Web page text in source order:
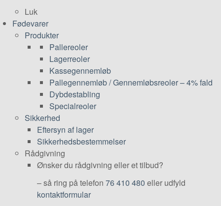
Luk
Fødevarer
Produkter
Pallereoler
Lagerreoler
Kassegennemløb
Pallegennemløb / Gennemløbsreoler – 4% fald
Dybdestabling
Specialreoler
Sikkerhed
Eftersyn af lager
Sikkerhedsbestemmelser
Rådgivning
Ønsker du rådgivning eller et tilbud?
– så ring på telefon 76 410 480 eller udfyld
kontaktformular